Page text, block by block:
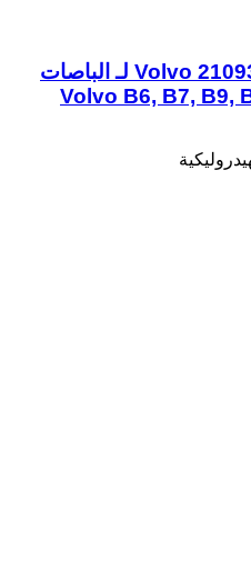
عصا تحكم الهيدروليكية Volvo 21093503 لـ الباصات
Volvo B6, B7, B9,